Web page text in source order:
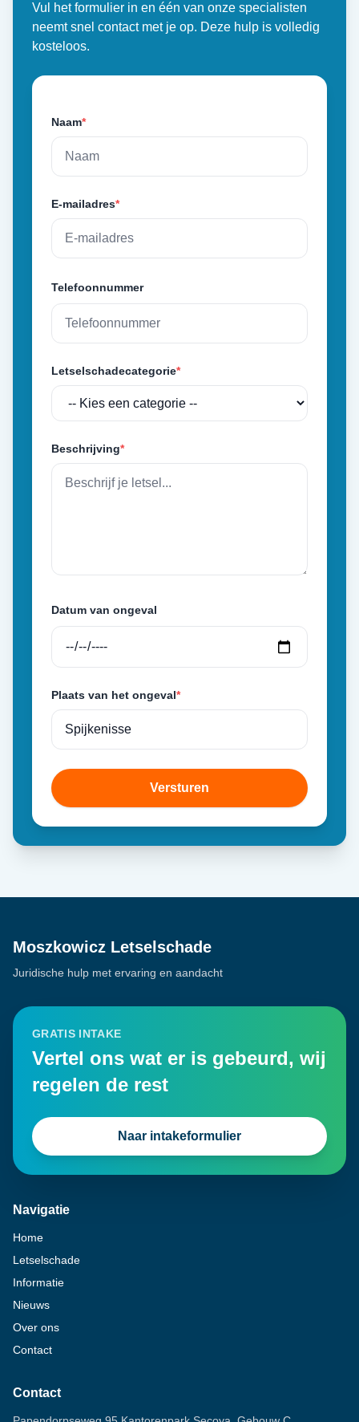
Vul het formulier in en één van onze specialisten
neemt snel contact met je op. Deze hulp is volledig
kosteloos.
Naam*
E-mailadres*
Telefoonnummer
Letselschadecategorie*
Beschrijving*
Datum van ongeval
Plaats van het ongeval*
Versturen
Moszkowicz Letselschade
Juridische hulp met ervaring en aandacht
GRATIS INTAKE
Vertel ons wat er is gebeurd, wij
regelen de rest
Naar intakeformulier
Navigatie
Home
Letselschade
Informatie
Nieuws
Over ons
Contact
Contact